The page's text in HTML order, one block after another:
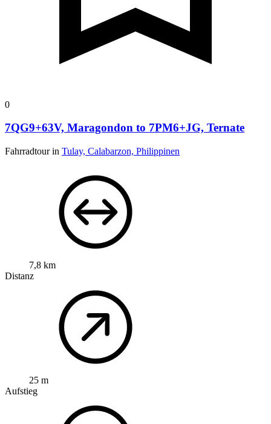
0
7QG9+63V, Maragondon to 7PM6+JG, Ternate
Fahrradtour in Tulay, Calabarzon, Philippinen
7,8 km
Distanz
25 m
Aufstieg